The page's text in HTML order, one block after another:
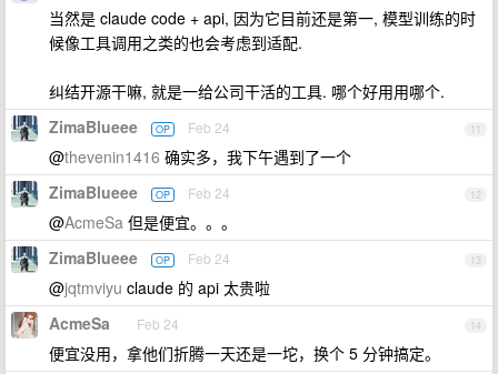
当然是 claude code + api, 因为它目前还是第一, 模型训练的时
候像工具调用之类的也会考虑到适配.
纠结开源干嘛, 就是一给公司干活的工具. 哪个好用用哪个.
11
ZimaBlueee OP Feb 24
@thevenin1416 确实多，我下午遇到了一个
12
ZimaBlueee OP Feb 24
@AcmeSa 但是便宜。。。
13
ZimaBlueee OP Feb 24
@jqtmviyu claude 的 api 太贵啦
14
AcmeSa Feb 24
便宜没用，拿他们折腾一天还是一坨，换个 5 分钟搞定。